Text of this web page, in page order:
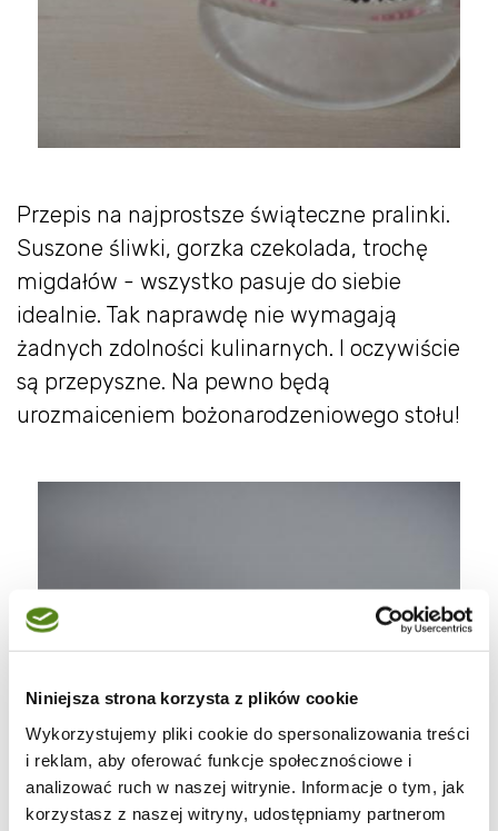
Niniejsza strona korzysta z plików cookie
Wykorzystujemy pliki cookie do spersonalizowania treści
i reklam, aby oferować funkcje społecznościowe i
analizować ruch w naszej witrynie. Informacje o tym, jak
korzystasz z naszej witryny, udostępniamy partnerom
Przepis na najprostsze świąteczne pralinki.
Suszone śliwki, gorzka czekolada, trochę
migdałów - wszystko pasuje do siebie
idealnie. Tak naprawdę nie wymagają
żadnych zdolności kulinarnych. I oczywiście
są przepyszne. Na pewno będą
urozmaiceniem bożonarodzeniowego stołu!